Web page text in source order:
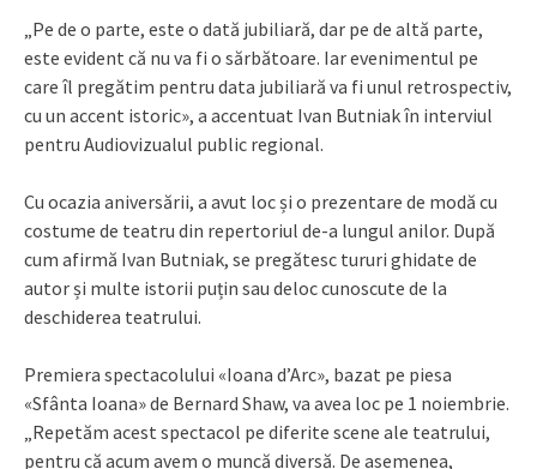
„Pe de o parte, este o dată jubiliară, dar pe de altă parte,
este evident că nu va fi o sărbătoare. Iar evenimentul pe
care îl pregătim pentru data jubiliară va fi unul retrospectiv,
cu un accent istoric», a accentuat Ivan Butniak în interviul
pentru Audiovizualul public regional.
Cu ocazia aniversării, a avut loc și o prezentare de modă cu
costume de teatru din repertoriul de-a lungul anilor. După
cum afirmă Ivan Butniak, se pregătesc tururi ghidate de
autor și multe istorii puțin sau deloc cunoscute de la
deschiderea teatrului.
Premiera spectacolului «Ioana d’Arc», bazat pe piesa
«Sfânta Ioana» de Bernard Shaw, va avea loc pe 1 noiembrie.
„Repetăm acest spectacol pe diferite scene ale teatrului,
pentru că acum avem o muncă diversă. De asemenea,